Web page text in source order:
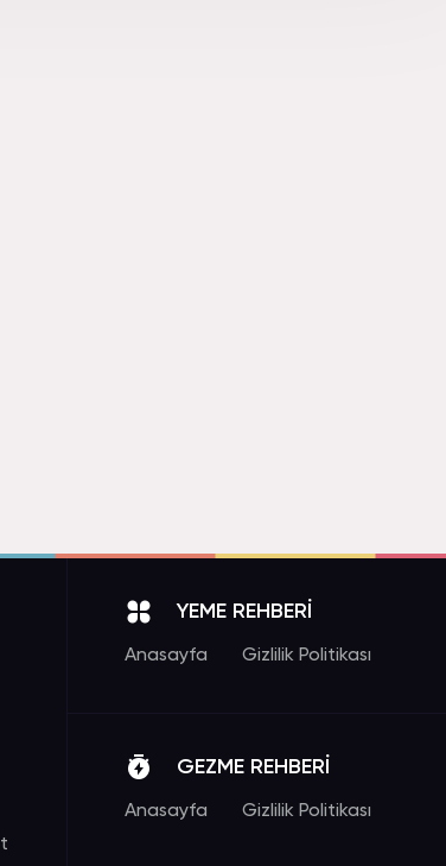
YEME REHBERİ
Anasayfa Gizlilik Politikası
GEZME REHBERİ
Anasayfa Gizlilik Politikası